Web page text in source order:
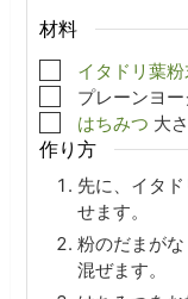
材料
▢
イタドリ葉粉
▢
プレーンヨー
▢
はちみつ 大
作り方
先に、イタ
せます。
粉のだまが
混ぜます。